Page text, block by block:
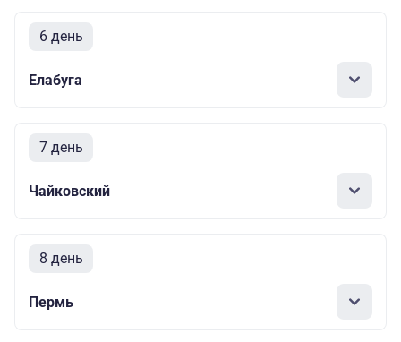
6 день
Елабуга
7 день
Чайковский
8 день
Пермь